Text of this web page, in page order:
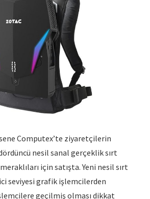
Computex’te ziyaretçilerin
nesil sanal gerçeklik sırt
için satışta. Yeni nesil sırt
seviyesi grafik işlemcilerden
geçilmiş olması dikkat